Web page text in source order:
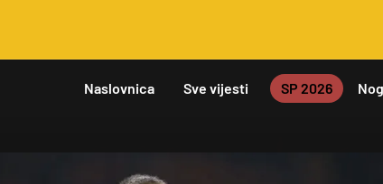
Naslovnica Sve vijesti SP 2026